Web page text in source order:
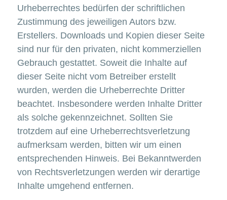
Urheberrechtes bedürfen der schriftlichen
Zustimmung des jeweiligen Autors bzw.
Erstellers. Downloads und Kopien dieser Seite
sind nur für den privaten, nicht kommerziellen
Gebrauch gestattet. Soweit die Inhalte auf
dieser Seite nicht vom Betreiber erstellt
wurden, werden die Urheberrechte Dritter
beachtet. Insbesondere werden Inhalte Dritter
als solche gekennzeichnet. Sollten Sie
trotzdem auf eine Urheberrechtsverletzung
aufmerksam werden, bitten wir um einen
entsprechenden Hinweis. Bei Bekanntwerden
von Rechtsverletzungen werden wir derartige
Inhalte umgehend entfernen.